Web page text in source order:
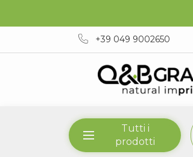
+39 049 9002650
Tutti i
prodotti